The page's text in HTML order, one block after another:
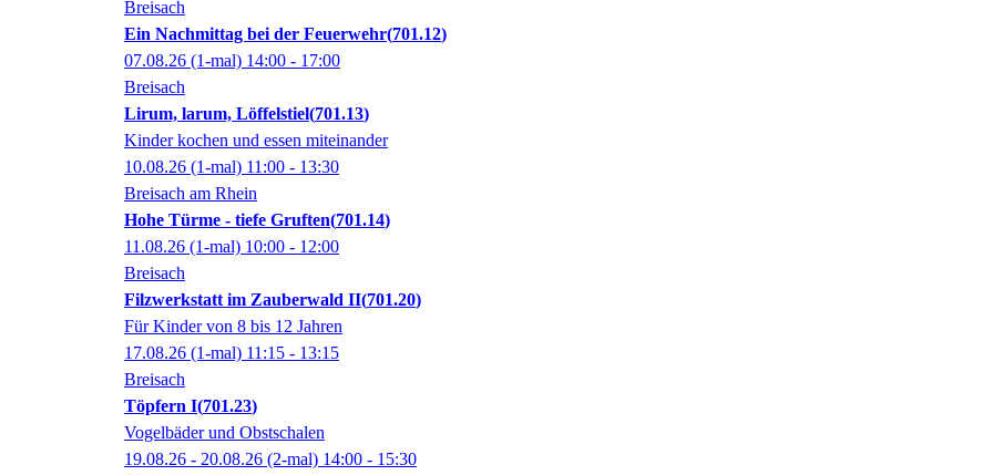
Ein Nachmittag bei der Feuerwehr 701.12
07.08.26 (1-mal) 14:00 - 17:00
Breisach
Lirum, larum, Löffelstiel 701.13
Kinder kochen und essen miteinander
10.08.26 (1-mal) 11:00 - 13:30
Breisach am Rhein
Hohe Türme - tiefe Gruften 701.14
11.08.26 (1-mal) 10:00 - 12:00
Breisach
Filzwerkstatt im Zauberwald II 701.20
Für Kinder von 8 bis 12 Jahren
17.08.26 (1-mal) 11:15 - 13:15
Breisach
Töpfern I 701.23
Vogelbäder und Obstschalen
19.08.26 - 20.08.26 (2-mal) 14:00 - 15:30
Breisach